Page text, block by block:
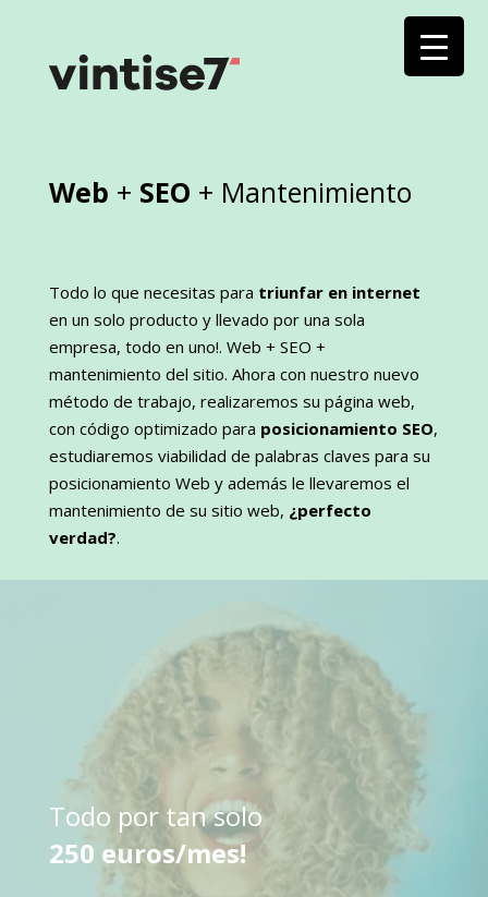
Web + SEO + Mantenimiento
Todo lo que necesitas para triunfar en internet
en un solo producto y llevado por una sola
empresa, todo en uno!. Web + SEO +
mantenimiento del sitio. Ahora con nuestro nuevo
método de trabajo, realizaremos su página web,
con código optimizado para posicionamiento SEO,
estudiaremos viabilidad de palabras claves para su
posicionamiento Web y además le llevaremos el
mantenimiento de su sitio web, ¿perfecto
verdad?.
Todo por tan solo
250 euros/mes!